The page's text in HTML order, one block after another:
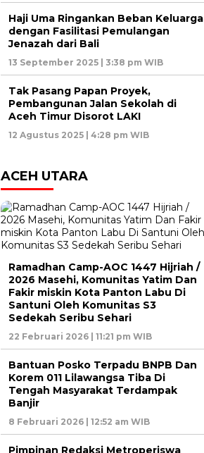
Haji Uma Ringankan Beban Keluarga
dengan Fasilitasi Pemulangan
Jenazah dari Bali
13 September 2025 | 3:38 pm WIB
Tak Pasang Papan Proyek,
Pembangunan Jalan Sekolah di
Aceh Timur Disorot LAKI
12 Agustus 2025 | 4:28 pm WIB
ACEH UTARA
Ramadhan Camp-AOC 1447 Hijriah /
2026 Masehi, Komunitas Yatim Dan
Fakir miskin Kota Panton Labu Di
Santuni Oleh Komunitas S3
Sedekah Seribu Sehari
22 Februari 2026 | 11:21 pm WIB
Bantuan Posko Terpadu BNPB Dan
Korem 011 Lilawangsa Tiba Di
Tengah Masyarakat Terdampak
Banjir
8 Februari 2026 | 12:52 am WIB
Pimpinan Redaksi Metroperiswa